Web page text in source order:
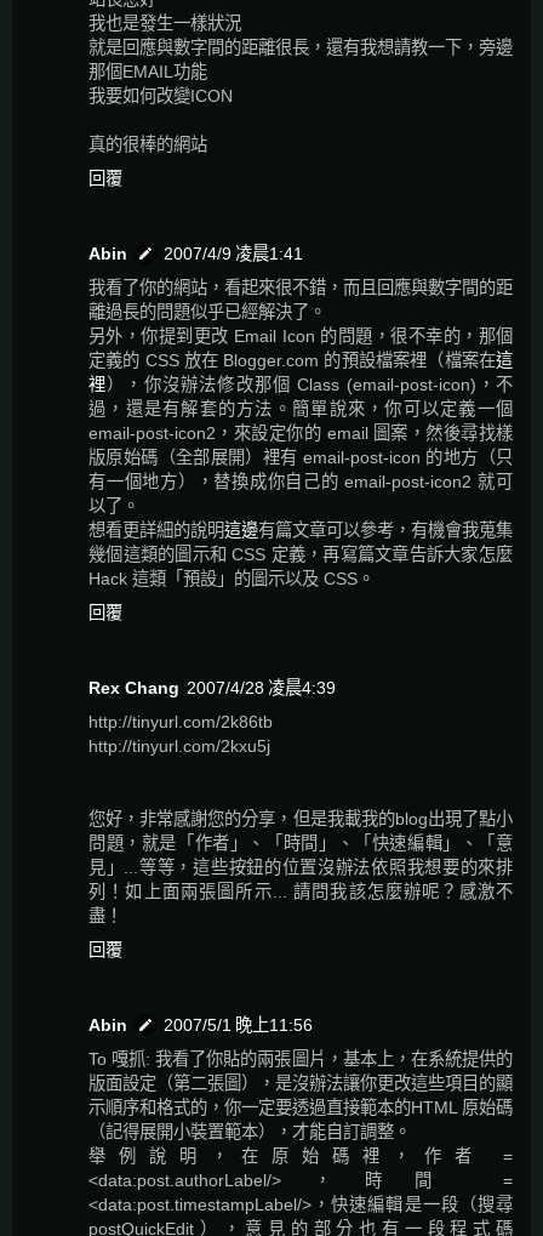
我也是發生一樣狀況
就是回應與數字間的距離很長，還有我想請教一下，旁邊
那個EMAIL功能
我要如何改變ICON
真的很棒的網站
回覆
Abin
2007/4/9 凌晨1:41
我看了你的網站，看起來很不錯，而且回應與數字間的距
離過長的問題似乎已經解決了。
另外，你提到更改 Email Icon 的問題，很不幸的，那個
定義的 CSS 放在 Blogger.com 的預設檔案裡（檔案在這
裡），你沒辦法修改那個 Class (email-post-icon)，不
過，還是有解套的方法。簡單說來，你可以定義一個
email-post-icon2，來設定你的 email 圖案，然後尋找樣
版原始碼（全部展開）裡有 email-post-icon 的地方（只
有一個地方），替換成你自己的 email-post-icon2 就可
以了。
想看更詳細的說明這邊有篇文章可以參考，有機會我蒐集
幾個這類的圖示和 CSS 定義，再寫篇文章告訴大家怎麼
Hack 這類「預設」的圖示以及 CSS。
回覆
Rex Chang 2007/4/28 凌晨4:39
http://tinyurl.com/2k86tb
http://tinyurl.com/2kxu5j
您好，非常感謝您的分享，但是我載我的blog出現了點小
問題，就是「作者」、「時間」、「快速編輯」、「意
見」...等等，這些按鈕的位置沒辦法依照我想要的來排
列！如上面兩張圖所示... 請問我該怎麼辦呢？感激不
盡！
回覆
Abin
2007/5/1 晚上11:56
To 嘎抓: 我看了你貼的兩張圖片，基本上，在系統提供的
版面設定（第二張圖），是沒辦法讓你更改這些項目的顯
示順序和格式的，你一定要透過直接範本的HTML 原始碼
（記得展開小裝置範本），才能自訂調整。
舉例說明，在原始碼裡，作者 =
<data:post.authorLabel/>，時間 =
<data:post.timestampLabel/>，快速編輯是一段（搜尋
postQuickEdit），意見的部分也有一段程式碼